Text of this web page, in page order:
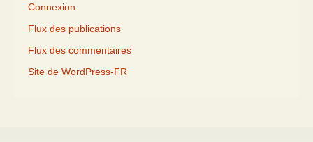
Connexion
Flux des publications
Flux des commentaires
Site de WordPress-FR